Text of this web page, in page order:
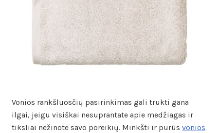
Vonios rankšluosčių pasirinkimas gali trukti gana
ilgai, jeigu visiškai nesuprantate apie medžiagas ir
tiksliai nežinote savo poreikių. Minkšti ir purūs vonios